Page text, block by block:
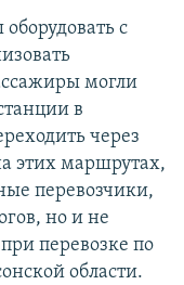
с
могли
в
через
этих маршрутах,
перевозчики,
но и не
перевозке по
области.